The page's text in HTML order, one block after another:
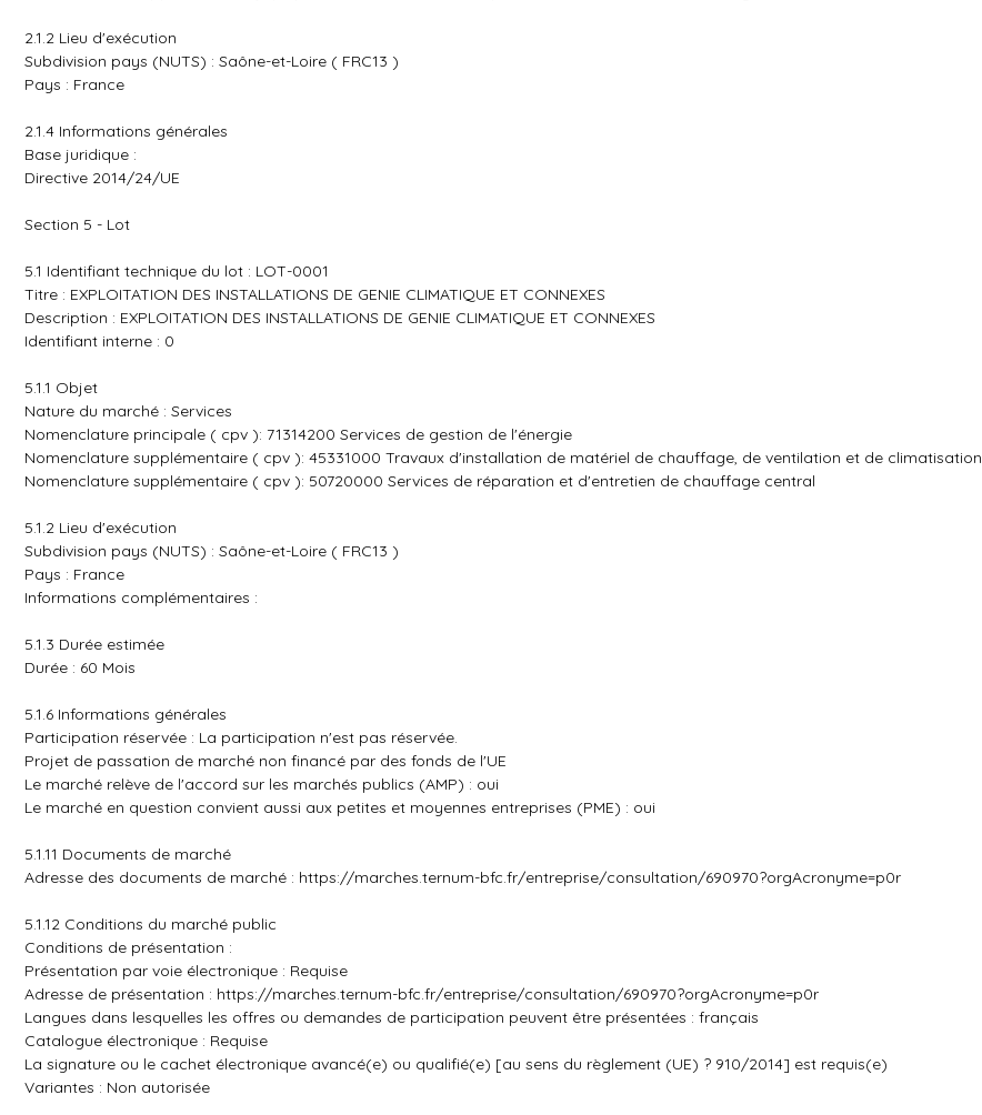
2.1.2 Lieu d'exécution
Subdivision pays (NUTS) : Saône-et-Loire ( FRC13 )
Pays : France
2.1.4 Informations générales
Base juridique :
Directive 2014/24/UE
Section 5 - Lot
5.1 Identifiant technique du lot : LOT-0001
Titre : EXPLOITATION DES INSTALLATIONS DE GENIE CLIMATIQUE ET CONNEXES
Description : EXPLOITATION DES INSTALLATIONS DE GENIE CLIMATIQUE ET CONNEXES
Identifiant interne : 0
5.1.1 Objet
Nature du marché : Services
Nomenclature principale ( cpv ): 71314200 Services de gestion de l'énergie
Nomenclature supplémentaire ( cpv ): 45331000 Travaux d'installation de matériel de chauffage, de ventilation et de climatisation
Nomenclature supplémentaire ( cpv ): 50720000 Services de réparation et d'entretien de chauffage central
5.1.2 Lieu d'exécution
Subdivision pays (NUTS) : Saône-et-Loire ( FRC13 )
Pays : France
Informations complémentaires :
5.1.3 Durée estimée
Durée : 60 Mois
5.1.6 Informations générales
Participation réservée : La participation n'est pas réservée.
Projet de passation de marché non financé par des fonds de l'UE
Le marché relève de l'accord sur les marchés publics (AMP) : oui
Le marché en question convient aussi aux petites et moyennes entreprises (PME) : oui
5.1.11 Documents de marché
Adresse des documents de marché : https://marches.ternum-bfc.fr/entreprise/consultation/690970?orgAcronyme=p0r
5.1.12 Conditions du marché public
Conditions de présentation :
Présentation par voie électronique : Requise
Adresse de présentation : https://marches.ternum-bfc.fr/entreprise/consultation/690970?orgAcronyme=p0r
Langues dans lesquelles les offres ou demandes de participation peuvent être présentées : français
Catalogue électronique : Requise
La signature ou le cachet électronique avancé(e) ou qualifié(e) [au sens du règlement (UE) ? 910/2014] est requis(e)
Variantes : Non autorisée